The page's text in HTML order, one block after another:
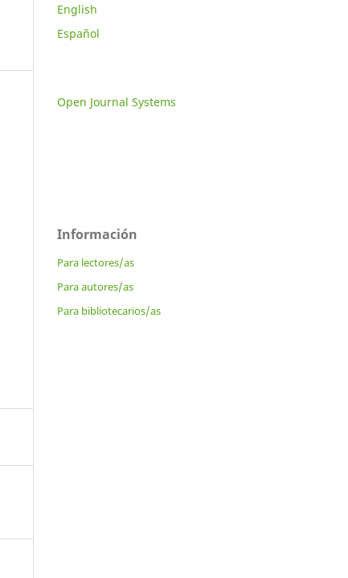
English
Español
Open Journal Systems
Información
Para lectores/as
Para autores/as
Para bibliotecarios/as